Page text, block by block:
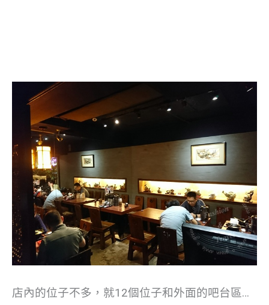
店內的位子不多，就12個位子和外面的吧台區…